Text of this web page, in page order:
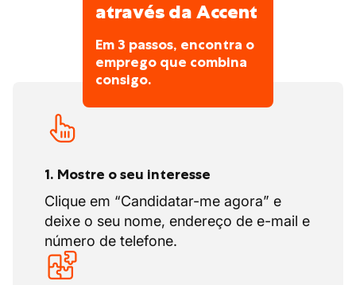
Pão gratuito todas as sextas-feiras
Café, chá e água gratuitos no local de
trabalho.
Trabalho numa zona sem trânsito.
Ambiente estável focado numa boa
pelos colegas, que valorizam o trabalho
em equipa e o profissionalismo.
através da Accent
Em 3 passos, encontra o
emprego que combina
consigo.
1. Mostre o seu interesse
Clique em “Candidatar-me agora” e
deixe o seu nome, endereço de e-mail e
número de telefone.